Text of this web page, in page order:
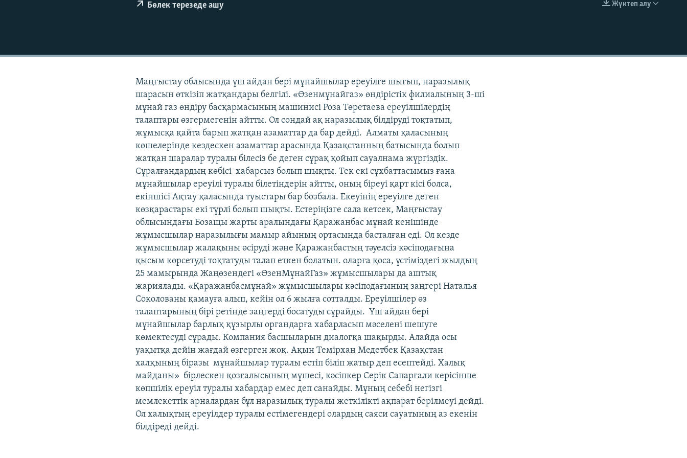
EMBED
Жүктеп алу
Бөлек терезеде ашу
Маңғыстау облысында үш айдан бері мұнайшылар ереуілге шығып, наразылық
шарасын өткізіп жатқандары белгілі. «Өзенмұнайгаз» өндірістік филиалының 3-ші
мұнай газ өндіру басқармасының машинисі Роза Төретаева ереуілшілердің
талаптары өзгермегенін айтты. Ол сондай ақ наразылық білдіруді тоқтатып,
жұмысқа қайта барып жатқан азаматтар да бар дейді. Алматы қаласының
көшелерінде кездескен азаматтар арасында Қазақстанның батысында болып
жатқан шаралар туралы білесіз бе деген сұрақ қойып сауалнама жүргіздік.
Сұралғандардың көбісі хабарсыз болып шықты. Тек екі сұхбаттасымыз ғана
мұнайшылар ереуілі туралы білетіндерін айтты, оның біреуі қарт кісі болса,
екіншісі Ақтау қаласында туыстары бар бозбала. Екеуінің ереуілге деген
көзқарастары екі түрлі болып шықты. Естеріңізге сала кетсек, Маңғыстау
облысындағы Бозащы жарты аралындағы Қаражанбас мұнай кенішінде
жұмысшылар наразылығы мамыр айының ортасында басталған еді. Ол кезде
жұмысшылар жалақыны өсіруді және Қаражанбастың тәуелсіз кәсіподағына
қысым көрсетуді тоқтатуды талап еткен болатын. оларға қоса, үстіміздегі жылдың
25 мамырында Жаңөзендегі «ӨзенМұнайГаз» жұмысшылары да аштық
жариялады. «Қаражанбасмұнай» жұмысшылары кәсіподағының заңгері Наталья
Соколованы қамауға алып, кейін ол 6 жылға сотталды. Ереуілшілер өз
талаптарының бірі ретінде заңгерді босатуды сұрайды. Үш айдан бері
мұнайшылар барлық құзырлы органдарға хабарласып мәселені шешуге
көмектесуді сұрады. Компания басшыларын диалогқа шақырды. Алайда осы
уақытқа дейін жағдай өзгерген жоқ. Ақын Темірхан Медетбек Қазақстан
халқының біразы мұнайшылар туралы естіп біліп жатыр деп есептейді. Халық
майданы» бірлескен қозғалысының мүшесі, кәсіпкер Серік Сапарғали керісінше
көпшілік ереуіл туралы хабардар емес деп санайды. Мұның себебі негізгі
мемлекеттік арналардан бұл наразылық туралы жеткілікті ақпарат берілмеуі дейді.
Ол халықтың ереуілдер туралы естімегендері олардың саяси сауатының аз екенін
білдіреді дейді.